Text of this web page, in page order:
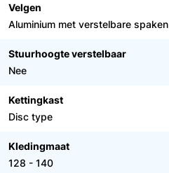
Velgen
Aluminium met verstelbare spaken
Stuurhoogte verstelbaar
Nee
Kettingkast
Disc type
Kledingmaat
128 - 140